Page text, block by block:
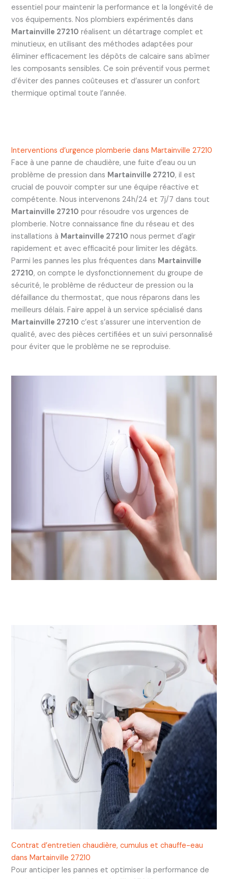
essentiel pour maintenir la performance et la longévité de
vos équipements. Nos plombiers expérimentés dans
Martainville 27210 réalisent un détartrage complet et
minutieux, en utilisant des méthodes adaptées pour
éliminer efficacement les dépôts de calcaire sans abîmer
les composants sensibles. Ce soin préventif vous permet
d’éviter des pannes coûteuses et d’assurer un confort
thermique optimal toute l’année.
Interventions d’urgence plomberie dans Martainville 27210
Face à une panne de chaudière, une fuite d’eau ou un
problème de pression dans Martainville 27210, il est
crucial de pouvoir compter sur une équipe réactive et
compétente. Nous intervenons 24h/24 et 7j/7 dans tout
Martainville 27210 pour résoudre vos urgences de
plomberie. Notre connaissance fine du réseau et des
installations à Martainville 27210 nous permet d’agir
rapidement et avec efficacité pour limiter les dégâts.
Parmi les pannes les plus fréquentes dans Martainville
27210, on compte le dysfonctionnement du groupe de
sécurité, le problème de réducteur de pression ou la
défaillance du thermostat, que nous réparons dans les
meilleurs délais. Faire appel à un service spécialisé dans
Martainville 27210 c’est s’assurer une intervention de
qualité, avec des pièces certifiées et un suivi personnalisé
pour éviter que le problème ne se reproduise.
Contrat d’entretien chaudière, cumulus et chauffe-eau
dans Martainville 27210
Pour anticiper les pannes et optimiser la performance de